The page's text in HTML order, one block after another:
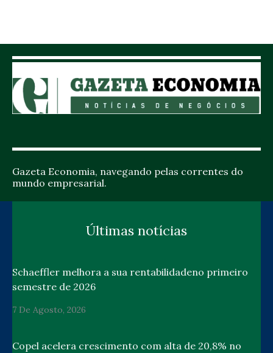
Gazeta Economia, navegando pelas correntes do
mundo empresarial.
Últimas notícias
Schaeffler melhora a sua rentabilidadeno primeiro
semestre de 2026
7 De Agosto, 2026
Copel acelera crescimento com alta de 20,8% no